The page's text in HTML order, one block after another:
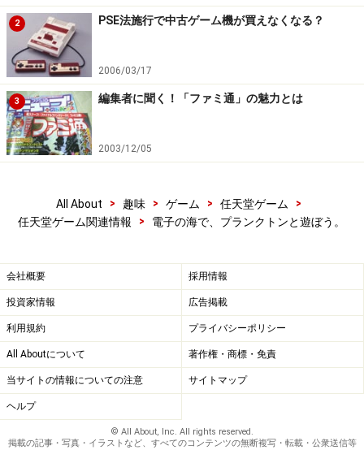
2 PSE法施行で中古ゲーム機が買えなくなる？
2006/03/17
3 編集者に聞く！「ファミ通」の魅力とは
2003/12/05
All About > 趣味 > ゲーム > 任天堂ゲーム
>
任天堂ゲーム関連情報
> 電子の海で、プランクトンと遊ぼう。
会社概要 採用情報
投資家情報 広告掲載
利用規約 プライバシーポリシー
All Aboutについて 著作権・商標・免責
当サイトの情報についての注意 サイトマップ
ヘルプ
© All About, Inc. All rights reserved.
掲載の記事・写真・イラストなど、すべてのコンテンツの無断複写・転載・公衆送信等